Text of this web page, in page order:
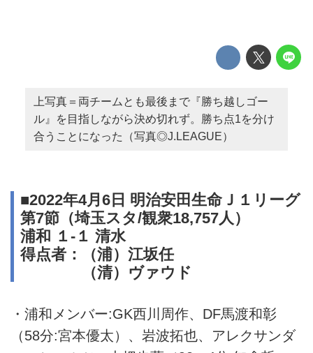
上写真＝両チームとも最後まで『勝ち越しゴー
ル』を目指しながら決め切れず。勝ち点1を分け
合うことになった（写真◎J.LEAGUE）
■2022年4月6日 明治安田生命Ｊ１リーグ
第7節（埼玉スタ/観衆18,757人）
浦和 １-１ 清水
得点者：（浦）江坂任
（清）ヴァウド
・浦和メンバー:GK西川周作、DF馬渡和彰
（58分:宮本優太）、岩波拓也、アレクサンダ